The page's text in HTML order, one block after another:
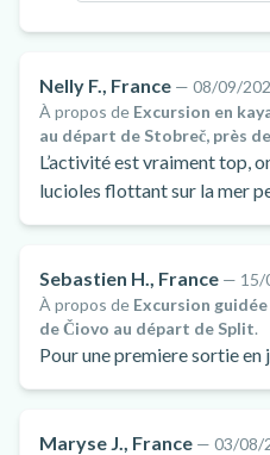
Nelly F., France — 08/09/
À propos de Excursion en
au départ de Stobreč, près
L’activité est vraiment top,
lucioles flottant sur la mer
Sebastien H., France — 15/
À propos de Excursion
de Čiovo au départ de Split.
Pour une premiere sortie en
Maryse J., France — 03/08/